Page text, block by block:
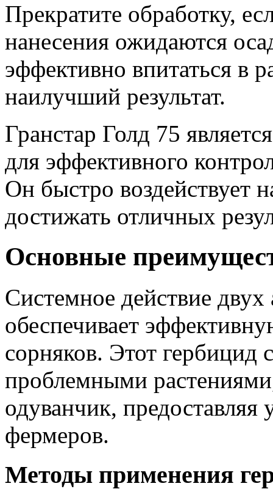
Прекратите обработку,
нанесения ожидаются
эффективно впитаться в
наилучший результат.
Гранстар Голд 75
для эффективного
Он быстро воздействует
достижать отличных
Основные
Системное действие
обеспечивает
сорняков. Этот гербицид
проблемными
одуванчик,
фермеров.
Методы применения